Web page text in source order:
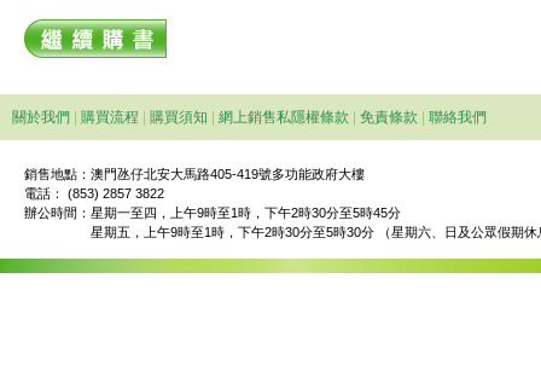
關於我們 購買流程 購買須知 網上銷售私隱權條款 免責條款 聯絡我們
銷售地點：澳門氹仔北安大馬路405-419號多功能政府大樓
電話： (853) 2857 3822
辦公時間： 星期一至四，上午9時至1時，下午2時30分至5時45分
星期五，上午9時至1時，下午2時30分至5時30分 （星期六、日及公眾假期休